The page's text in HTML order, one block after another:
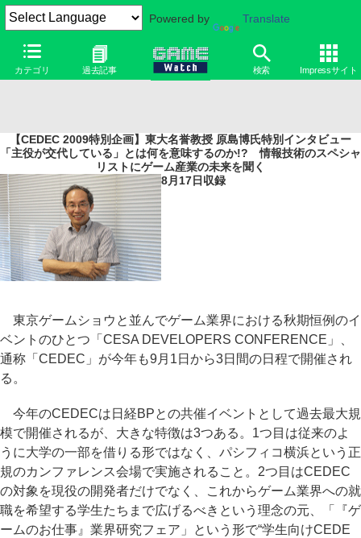
Powered by Translate
カテゴリ 過去記事 検索 Impressサイト
【CEDEC 2009特別企画】東大名誉教授 原島博氏特別インタビュー
「主役が交代している」とは何を意味するのか!? 情報技術のスペシャ
リストにゲーム産業の未来を聞く
8月17日収録
東京ゲームショウと並んでゲーム業界における秋期恒例のイ
ベントのひとつ「CESA DEVELOPERS CONFERENCE」、
通称「CEDEC」が今年も9月1日から3日間の日程で開催され
る。
今年のCEDECは日経BPとの共催イベントとして過去最大規
模で開催されるが、大きな特徴は3つある。1つ目は従来のよ
うに大学の一部を借りる形ではなく、パシフィコ横浜という正
規のカンファレンス会場で実施されること。2つ目はCEDEC
の対象を現役の開発者だけでなく、これからゲーム業界への就
職を希望する学生たちまで広げるべきという理念の元、「『ゲ
ームのお仕事』業界研究フェア」という形で“学生向けCEDE